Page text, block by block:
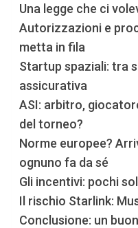
Una legge che ci
Autorizzazioni e
metta in fila
Startup spaziali: tra
assicurativa
ASI: arbitro,
del torneo?
Norme europee?
ognuno fa da sé
Gli incentivi: pochi
Il rischio Starlink:
Conclusione: un